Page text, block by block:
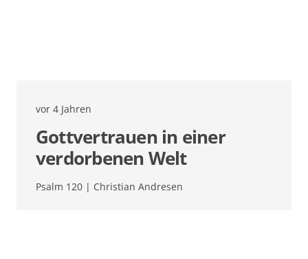
vor 4 Jahren
Gottvertrauen in einer
verdorbenen Welt
Psalm 120 | Christian Andresen